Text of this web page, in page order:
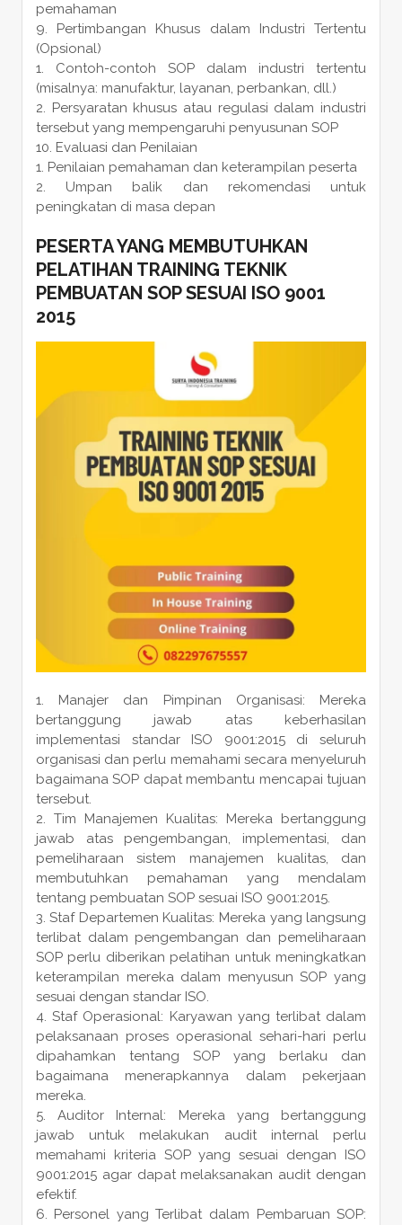
pemahaman
Pertimbangan Khusus dalam Industri Tertentu
(Opsional)
Contoh-contoh SOP dalam industri tertentu
(misalnya: manufaktur, layanan, perbankan, dll.)
Persyaratan khusus atau regulasi dalam industri
tersebut yang mempengaruhi penyusunan SOP
Evaluasi dan Penilaian
Penilaian pemahaman dan keterampilan peserta
Umpan balik dan rekomendasi untuk
peningkatan di masa depan
PESERTA YANG MEMBUTUHKAN
PELATIHAN TRAINING TEKNIK
PEMBUATAN SOP SESUAI ISO 9001
2015
Manajer dan Pimpinan Organisasi: Mereka
bertanggung jawab atas keberhasilan
implementasi standar ISO 9001:2015 di seluruh
organisasi dan perlu memahami secara menyeluruh
bagaimana SOP dapat membantu mencapai tujuan
tersebut.
Tim Manajemen Kualitas: Mereka bertanggung
jawab atas pengembangan, implementasi, dan
pemeliharaan sistem manajemen kualitas, dan
membutuhkan pemahaman yang mendalam
tentang pembuatan SOP sesuai ISO 9001:2015.
Staf Departemen Kualitas: Mereka yang langsung
terlibat dalam pengembangan dan pemeliharaan
SOP perlu diberikan pelatihan untuk meningkatkan
keterampilan mereka dalam menyusun SOP yang
sesuai dengan standar ISO.
Staf Operasional: Karyawan yang terlibat dalam
pelaksanaan proses operasional sehari-hari perlu
dipahamkan tentang SOP yang berlaku dan
bagaimana menerapkannya dalam pekerjaan
mereka.
Auditor Internal: Mereka yang bertanggung
jawab untuk melakukan audit internal perlu
memahami kriteria SOP yang sesuai dengan ISO
9001:2015 agar dapat melaksanakan audit dengan
efektif.
Personel yang Terlibat dalam Pembaruan SOP: